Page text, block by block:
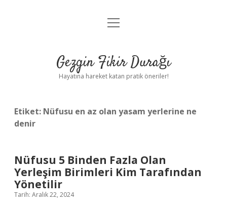
Anasayfa
Yasal Uyarı
menüyü
Gezgin Fikir Durağı
Hayatına hareket katan pratik öneriler!
Etiket: Nüfusu en az olan yasam yerlerine ne
denir
Nüfusu 5 Binden Fazla Olan
Yerleşim Birimleri Kim Tarafından
Yönetilir
Tarih: Aralık 22, 2024